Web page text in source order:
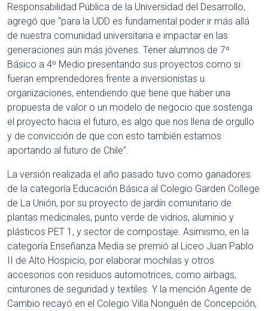
Responsabilidad Pública de la Universidad del Desarrollo,
agregó que “para la UDD es fundamental poder ir más allá
de nuestra comunidad universitaria e impactar en las
generaciones aún más jóvenes. Tener alumnos de 7º
Básico a 4º Medio presentando sus proyectos como si
fueran emprendedores frente a inversionistas u
organizaciones, entendiendo que tiene que haber una
propuesta de valor o un modelo de negocio que sostenga
el proyecto hacia el futuro, es algo que nos llena de orgullo
y de convicción de que con esto también estamos
aportando al futuro de Chile”.
La versión realizada el año pasado tuvo como ganadores
de la categoría Educación Básica al Colegio Garden College
de La Unión, por su proyecto de jardín comunitario de
plantas medicinales, punto verde de vidrios, aluminio y
plásticos PET 1, y sector de compostaje. Asimismo, en la
categoría Enseñanza Media se premió al Liceo Juan Pablo
II de Alto Hospicio, por elaborar mochilas y otros
accesorios con residuos automotrices, como airbags,
cinturones de seguridad y textiles. Y la mención Agente de
Cambio recayó en el Colegio Villa Nonguén de Concepción,